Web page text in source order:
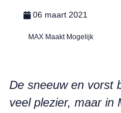
06 maart 2021
MAX Maakt Mogelijk
De sneeuw en vorst
veel plezier, maar in